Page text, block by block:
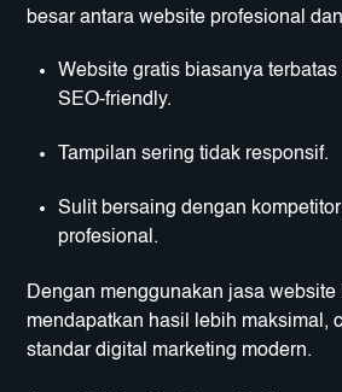
besar antara website profesional
Website gratis biasanya
SEO-friendly.
Tampilan sering tidak responsif.
Sulit bersaing dengan
profesional.
Dengan menggunakan jasa website
mendapatkan hasil lebih maksimal,
standar digital marketing modern.